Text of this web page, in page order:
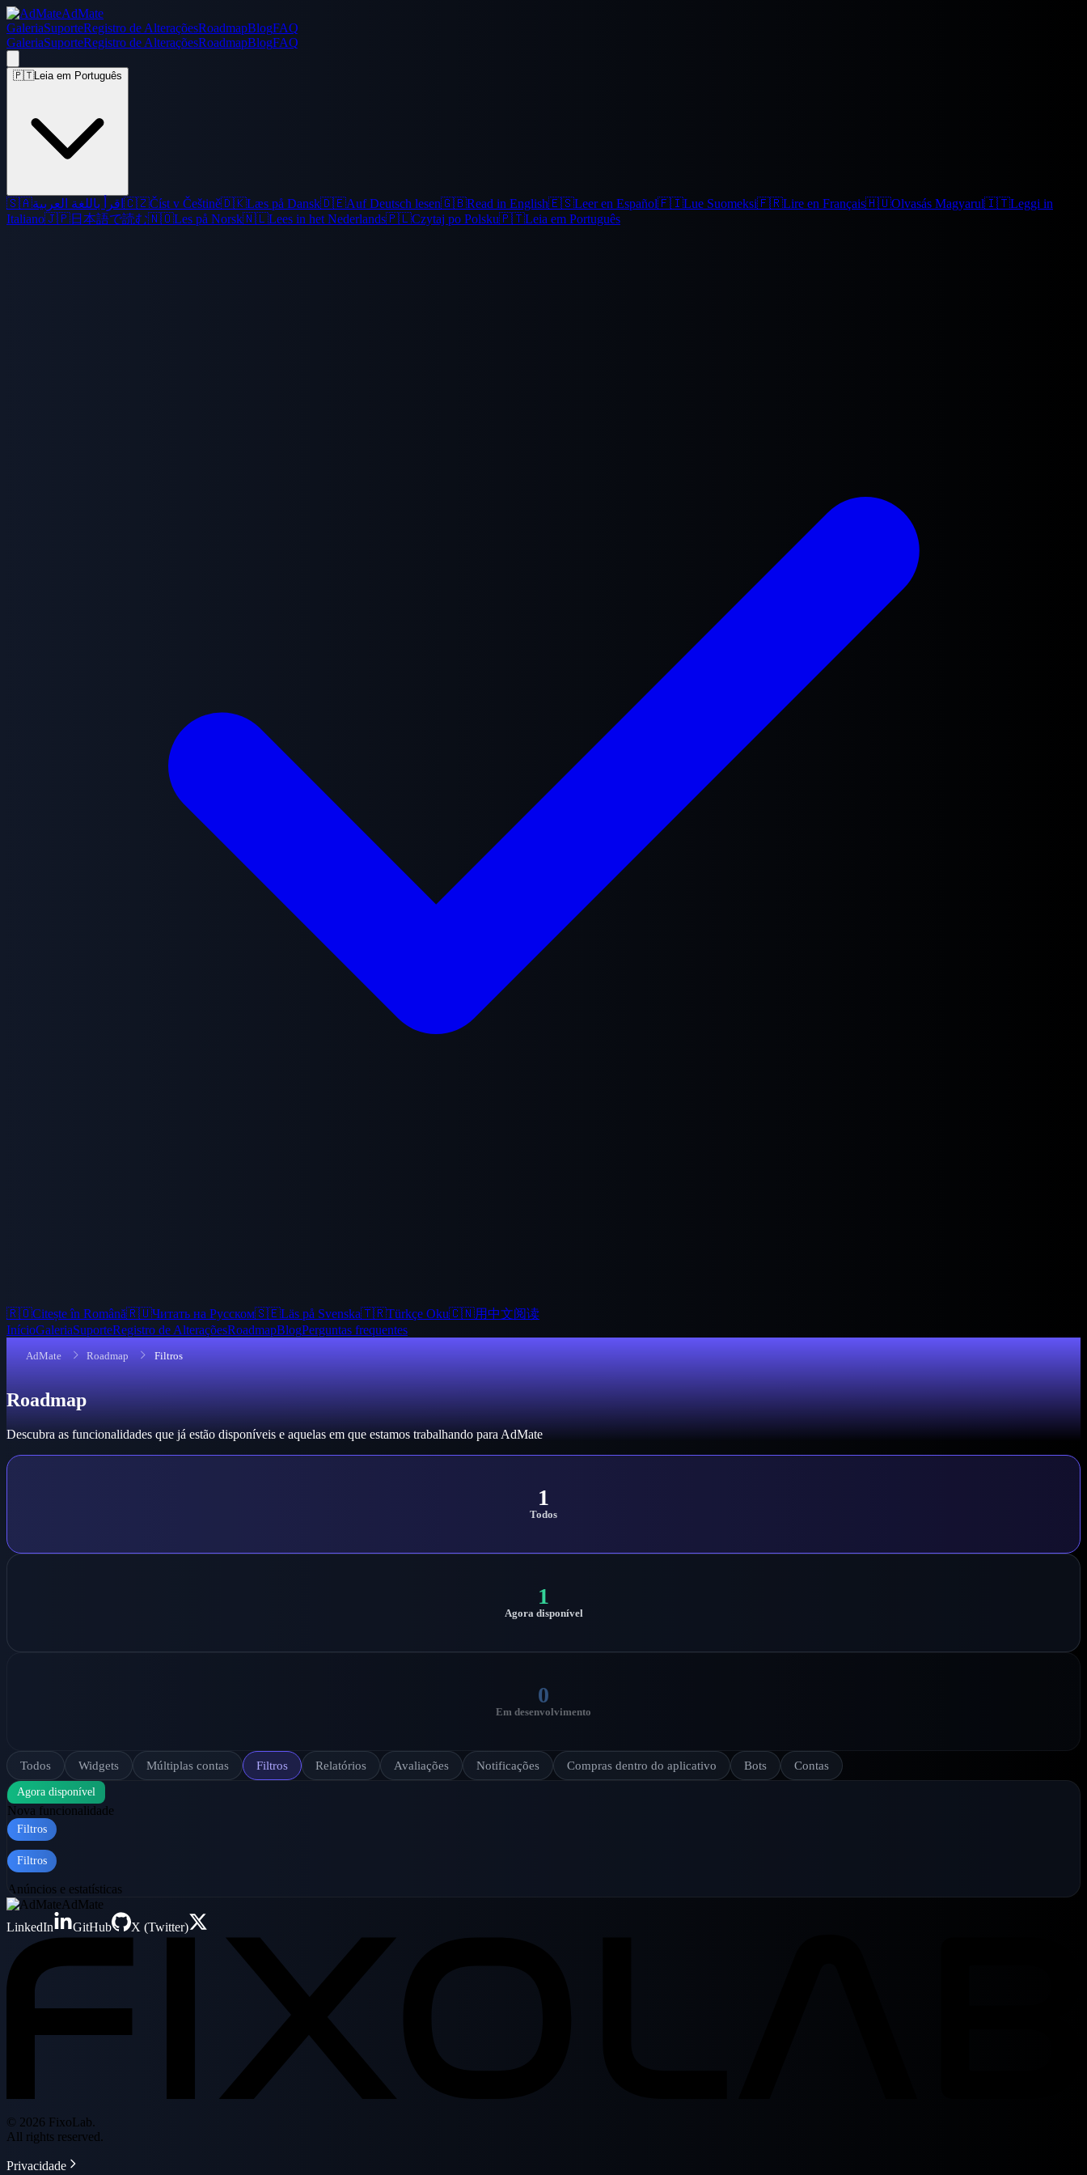
AdMate
GaleriaSuporteRegistro de AlteraçõesRoadmapBlogFAQ
GaleriaSuporteRegistro de AlteraçõesRoadmapBlogFAQ
🇵🇹Leia em Português
🇸🇦اقرأ باللغة العربية 🇨🇿Číst v Češtině🇩🇰Læs på Dansk🇩🇪Auf Deutsch lesen🇬🇧Read in English🇪🇸Leer en Español🇫🇮Lue Suomeksi🇫🇷Lire en Français🇭🇺Olvasás Magyarul🇮🇹Leggi in
Italiano🇯🇵日本語で読む🇳🇴Les på Norsk🇳🇱Lees in het Nederlands🇵🇱Czytaj po Polsku🇵🇹Leia em Português
🇷🇴Citește în Română🇷🇺Читать на Русском🇸🇪Läs på Svenska🇹🇷Türkçe Oku🇨🇳用中文阅读
InícioGaleriaSuporteRegistro de AlteraçõesRoadmapBlogPerguntas frequentes
AdMate Roadmap Filtros
Roadmap
Descubra as funcionalidades que já estão disponíveis e aquelas em que estamos trabalhando para AdMate
1
Todos
1
Agora disponível
0
Em desenvolvimento
Todos Widgets Múltiplas contas Filtros Relatórios Avaliações Notificações Compras dentro do aplicativo Bots Contas
Agora disponível
Nova funcionalidade
Filtros
Filtros
Anúncios e estatísticas
AdMate
LinkedIn
GitHub X (Twitter)
© 2026 FixoLab.
All rights reserved.
Privacidade